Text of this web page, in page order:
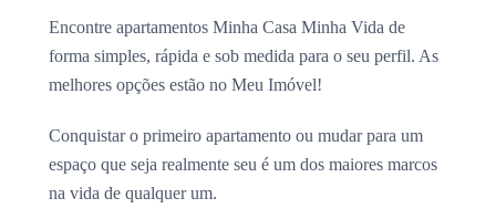
Encontre apartamentos Minha Casa Minha Vida de
forma simples, rápida e sob medida para o seu perfil. As
melhores opções estão no Meu Imóvel!
Conquistar o primeiro apartamento ou mudar para um
espaço que seja realmente seu é um dos maiores marcos
na vida de qualquer um.